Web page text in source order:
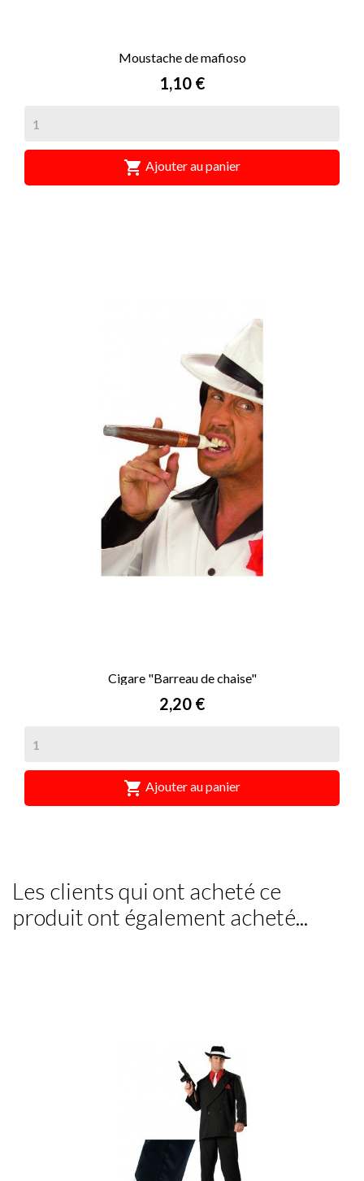
Moustache de mafioso
Prix
1,10 €
 Ajouter au panier
Cigare "Barreau de chaise"
Prix
2,20 €
 Ajouter au panier
Les clients qui ont acheté ce
produit ont également acheté...